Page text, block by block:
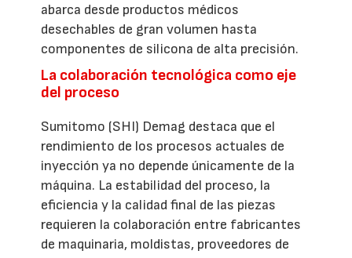
abarca desde productos médicos
desechables de gran volumen hasta
componentes de silicona de alta precisión.
La colaboración tecnológica como eje
del proceso
Sumitomo (SHI) Demag destaca que el
rendimiento de los procesos actuales de
inyección ya no depende únicamente de la
máquina. La estabilidad del proceso, la
eficiencia y la calidad final de las piezas
requieren la colaboración entre fabricantes
de maquinaria, moldistas, proveedores de